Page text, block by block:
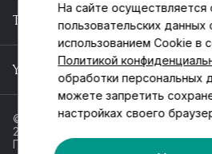
TELEGRAM
YOUTUBE
© ООО «Пойнт эстейт», ИНН
2013-2025
Политика обработки
На сайте осуществляется
пользовательских данных
использованием Cookie в
Политикой
обработки персональных
можете запретить
настройках своего